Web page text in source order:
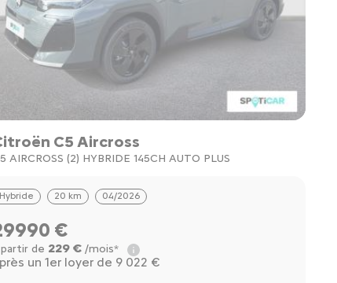
C5 Aircross
AIRCROSS (2) HYBRIDE 145CH AUTO PLUS
Hybride 20 km 04/2026
€
partir de 229 € /mois*
un 1er loyer de 9 022 €